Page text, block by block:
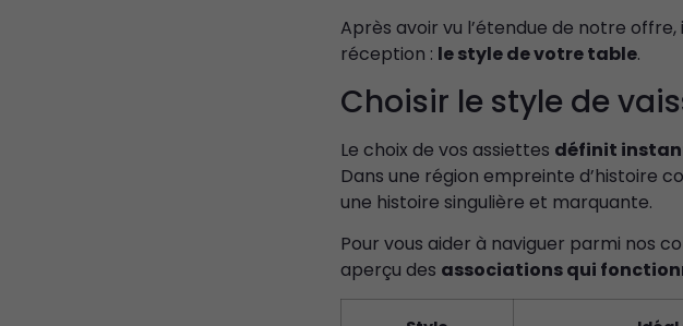
Après avoir vu l’étendue de notre
réception : le style de votre table.
Choisir le style de
Le choix de vos assiettes définit
Dans une région empreinte d’histoire
une histoire singulière et marquante.
Pour vous aider à naviguer parmi nos
aperçu des associations qui